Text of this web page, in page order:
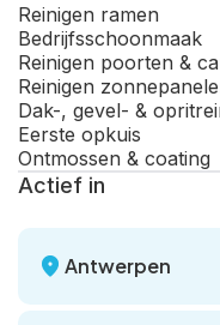
Reinigen ramen
Bedrijfsschoonmaak
Reinigen poorten &
Reinigen
Dak-, gevel- &
Eerste opkuis
Ontmossen & coating
Actief in
Antwerpen